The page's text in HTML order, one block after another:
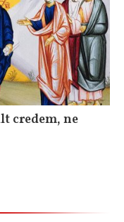
credem, ne